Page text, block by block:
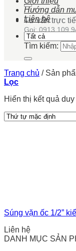
Tư vấn trực
Gọi: 0913 109
Hướng dẫn
Liên hệ
Tìm kiếm:
Trang chủ /Sản
Lọc
Hiển thị kết quả
Súng vặn ốc 1/2”
Liên hệ
DANH MỤC SẢN